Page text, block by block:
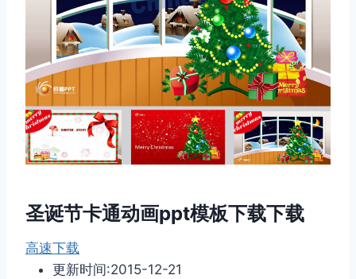
圣诞节卡通动画ppt模板下载下载
高速下载
更新时间:2015-12-21